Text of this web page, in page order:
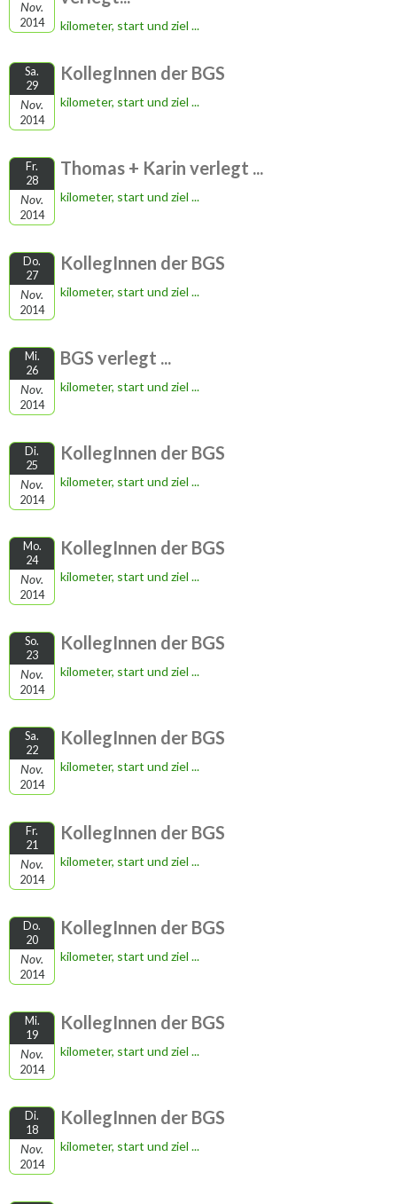
Nov.
2014 kilometer, start und ziel ...
Sa.
29
Nov.
2014
KollegInnen der BGS
kilometer, start und ziel ...
Fr.
28
Nov.
2014
Thomas + Karin verlegt ...
kilometer, start und ziel ...
Do.
27
Nov.
2014
KollegInnen der BGS
kilometer, start und ziel ...
Mi.
26
Nov.
2014
BGS verlegt ...
kilometer, start und ziel ...
Di.
25
Nov.
2014
KollegInnen der BGS
kilometer, start und ziel ...
Mo.
24
Nov.
2014
KollegInnen der BGS
kilometer, start und ziel ...
So.
23
Nov.
2014
KollegInnen der BGS
kilometer, start und ziel ...
Sa.
22
Nov.
2014
KollegInnen der BGS
kilometer, start und ziel ...
Fr.
21
Nov.
2014
KollegInnen der BGS
kilometer, start und ziel ...
Do.
20
Nov.
2014
KollegInnen der BGS
kilometer, start und ziel ...
Mi.
19
Nov.
2014
KollegInnen der BGS
kilometer, start und ziel ...
Di.
18
Nov.
2014
KollegInnen der BGS
kilometer, start und ziel ...